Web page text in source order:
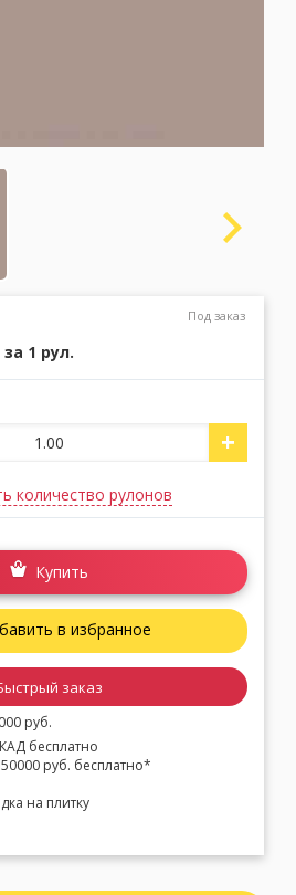
Под заказ
за 1 рул.
+
количество рулонов
Купить
в избранное
заказ
руб.
бесплатно
руб. бесплатно*
на плитку